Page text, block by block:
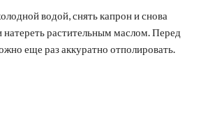
водой, снять капрон и снова
растительным маслом. Перед
еще раз аккуратно отполировать.